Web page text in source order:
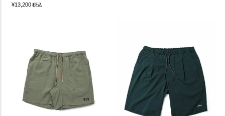
¥13,200税込